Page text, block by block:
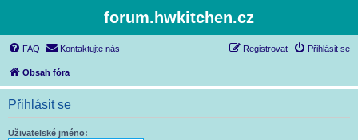
forum.hwkitchen.cz
FAQ Kontaktujte nás Přihlásit se
Registrovat
Obsah fóra
Přihlásit se
Uživatelské jméno: